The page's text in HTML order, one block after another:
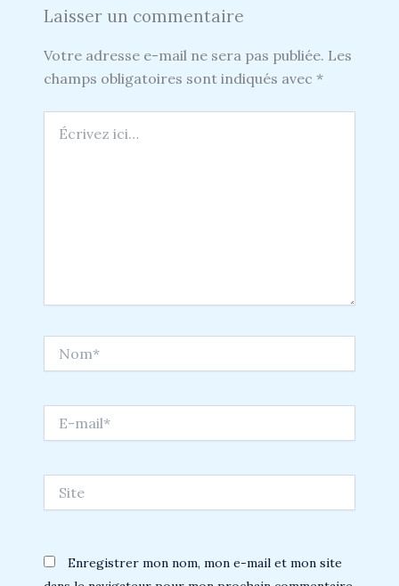
Laisser un commentaire
Votre adresse e-mail ne sera pas publiée. Les
champs obligatoires sont indiqués avec *
ici…
mail*
Enregistrer mon nom, mon e-mail et mon site